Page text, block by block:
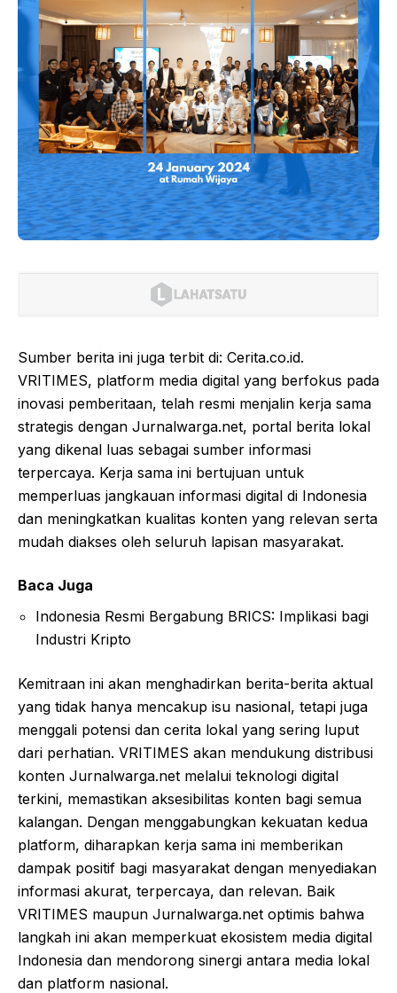
Sumber berita ini juga terbit di: Cerita.co.id.
VRITIMES, platform media digital yang berfokus pada
inovasi pemberitaan, telah resmi menjalin kerja sama
strategis dengan Jurnalwarga.net, portal berita lokal
yang dikenal luas sebagai sumber informasi
terpercaya. Kerja sama ini bertujuan untuk
memperluas jangkauan informasi digital di Indonesia
dan meningkatkan kualitas konten yang relevan serta
mudah diakses oleh seluruh lapisan masyarakat.
Baca Juga
Indonesia Resmi Bergabung BRICS: Implikasi bagi
Industri Kripto
Kemitraan ini akan menghadirkan berita-berita aktual
yang tidak hanya mencakup isu nasional, tetapi juga
menggali potensi dan cerita lokal yang sering luput
dari perhatian. VRITIMES akan mendukung distribusi
konten Jurnalwarga.net melalui teknologi digital
terkini, memastikan aksesibilitas konten bagi semua
kalangan. Dengan menggabungkan kekuatan kedua
platform, diharapkan kerja sama ini memberikan
dampak positif bagi masyarakat dengan menyediakan
informasi akurat, terpercaya, dan relevan. Baik
VRITIMES maupun Jurnalwarga.net optimis bahwa
langkah ini akan memperkuat ekosistem media digital
Indonesia dan mendorong sinergi antara media lokal
dan platform nasional.